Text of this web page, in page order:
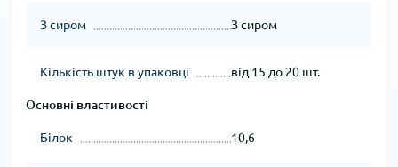
З сиром З сиром
Кількість штук в упаковці від 15 до 20 шт.
Основні властивості
Білок 10,6